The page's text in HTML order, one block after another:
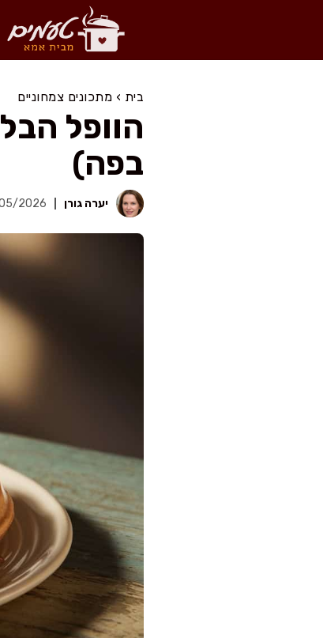
בית › מתכונים צמחוניים
הוופל
בפה)
יערה גורן 2026